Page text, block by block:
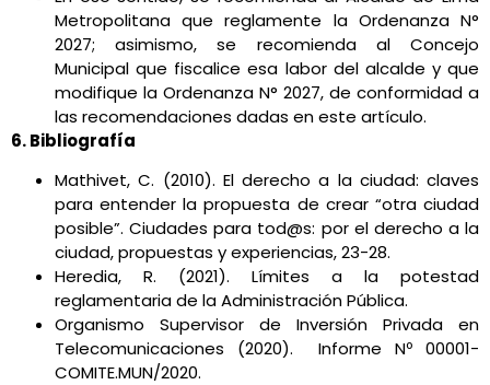
Metropolitana que reglamente la Ordenanza N°
2027; asimismo, se recomienda al Concejo
Municipal que fiscalice esa labor del alcalde y que
modifique la Ordenanza N° 2027, de conformidad a
las recomendaciones dadas en este artículo.
6. Bibliografía
Mathivet, C. (2010). El derecho a la ciudad: claves
para entender la propuesta de crear “otra ciudad
posible”. Ciudades para tod@s: por el derecho a la
ciudad, propuestas y experiencias, 23-28.
Heredia, R. (2021). Límites a la potestad
reglamentaria de la Administración Pública.
Organismo Supervisor de Inversión Privada en
Telecomunicaciones (2020). Informe Nº 00001-
COMITE.MUN/2020.